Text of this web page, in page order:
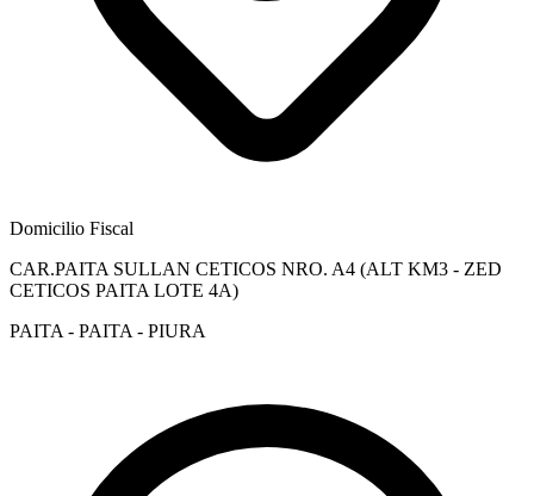
Domicilio Fiscal
CAR.PAITA SULLAN CETICOS NRO. A4 (ALT KM3 - ZED
CETICOS PAITA LOTE 4A)
PAITA - PAITA - PIURA